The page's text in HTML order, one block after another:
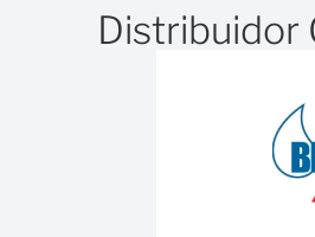
O Brookfield TC-150
Bomba de circulação
Para uso com
Brookfield TC-
Distribuidor